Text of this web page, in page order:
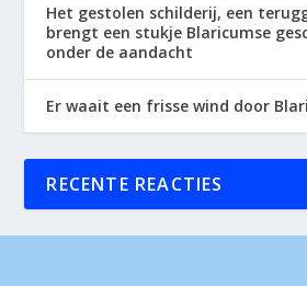
Het gestolen schilderij, een
brengt een stukje Blaricumse
onder de aandacht
Er waait een frisse wind door
RECENTE REACTIES